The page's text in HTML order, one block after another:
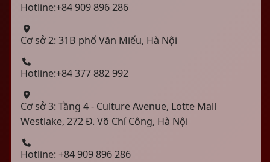
Hotline:+84 909 896 286
Cơ sở 2: 31B phố Văn Miếu, Hà Nội
Hotline:+84 377 882 992
Cơ sở 3: Tầng 4 - Culture Avenue, Lotte Mall
Westlake, 272 Đ. Võ Chí Công, Hà Nội
Hotline: +84 909 896 286